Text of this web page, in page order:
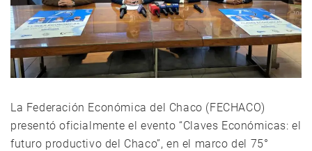
La Federación Económica del Chaco (FECHACO)
presentó oficialmente el evento “Claves Económicas: el
futuro productivo del Chaco”, en el marco del 75°